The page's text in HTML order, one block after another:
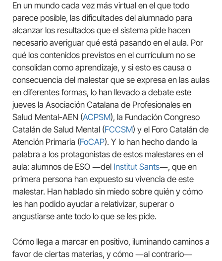
En un mundo cada vez más virtual en el que todo
parece posible, las dificultades del alumnado para
alcanzar los resultados que el sistema pide hacen
necesario averiguar qué está pasando en el aula. Por
qué los contenidos previstos en el currículum no se
consolidan como aprendizaje, y si esto es causa o
consecuencia del malestar que se expresa en las aulas
en diferentes formas, lo han llevado a debate este
jueves la Asociación Catalana de Profesionales en
Salud Mental-AEN (ACPSM), la Fundación Congreso
Catalán de Salud Mental (FCCSM) y el Foro Catalán de
Atención Primaria (FoCAP). Y lo han hecho dando la
palabra a los protagonistas de estos malestares en el
aula: alumnos de ESO ―del Institut Sants―, que en
primera persona han expuesto su vivencia de este
malestar. Han hablado sin miedo sobre quién y cómo
les han podido ayudar a relativizar, superar o
angustiarse ante todo lo que se les pide.
Cómo llega a marcar en positivo, iluminando caminos a
favor de ciertas materias, y cómo ―al contrario―